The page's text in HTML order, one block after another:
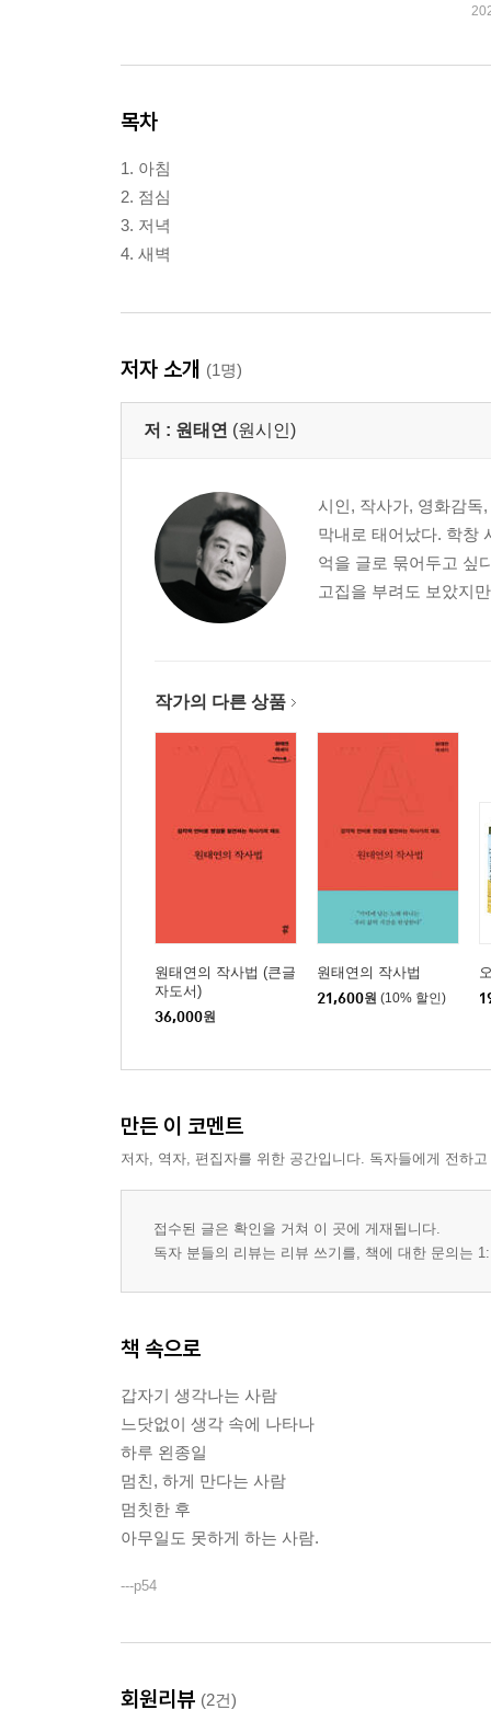
목차
1. 아침
2. 점심
3. 저녁
4. 새벽
저자 소개 (1명)
저 : 원태연 (원시인)
시인, 작사가, 영화감독
막내로 태어났다. 학창
억을 글로 묶어두고 싶
고집을 부려도 보았지
작가의 다른 상품
원태연의 작사법 (큰글
자도서)
36,000원
원태연의 작사법
21,600원 (10% 할인)
만든 이 코멘트
저자, 역자, 편집자를 위한 공간입니다. 독자들에게 전하
접수된 글은 확인을 거쳐 이 곳에 게재됩니다.
독자 분들의 리뷰는 리뷰 쓰기를, 책에 대한 문의는
책 속으로
갑자기 생각나는 사람
느닷없이 생각 속에 나타나
하루 왼종일
멈친, 하게 만다는 사람
멈칫한 후
아무일도 못하게 하는 사람.
---p54
회원리뷰 (2건)